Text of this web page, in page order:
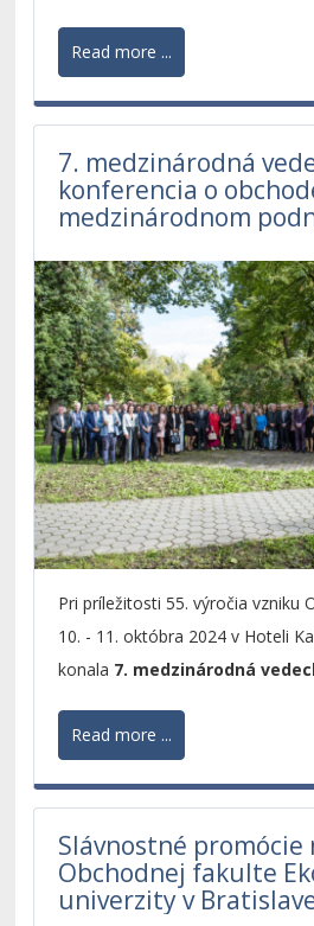
študentovsa tak začala cesta
program biznis a marketing sa
študentov, na medzinárodné
študentov a na podnikanie v
a službách 115 študentov prvého
Read more ...
7. medzinárodná
konferencia o
medzinárodnom
Pri príležitosti 55. výročia vzniku
10. - 11. októbra 2024 v Hoteli
konala 7. medzinárodná
ruchu.
Read more ...
Slávnostné promócie
Obchodnej fakulte
univerzity v